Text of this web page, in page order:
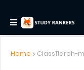
Home Class11aroh-